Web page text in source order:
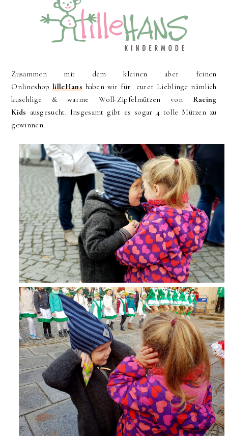
Zusammen mit dem kleinen aber feinen
OnlineshoplilleHanshaben wir für eurer Lieblinge nämlich
kuschlige & warme Woll-Zipfelmützen von Racing
Kids ausgesucht. Insgesamt gibt es sogar 4 tolle Mützen zu
gewinnen.